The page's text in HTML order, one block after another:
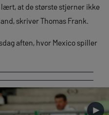
lært, at de største stjerner ikke
skriver Thomas Frank.
aften, hvor Mexico spiller
►